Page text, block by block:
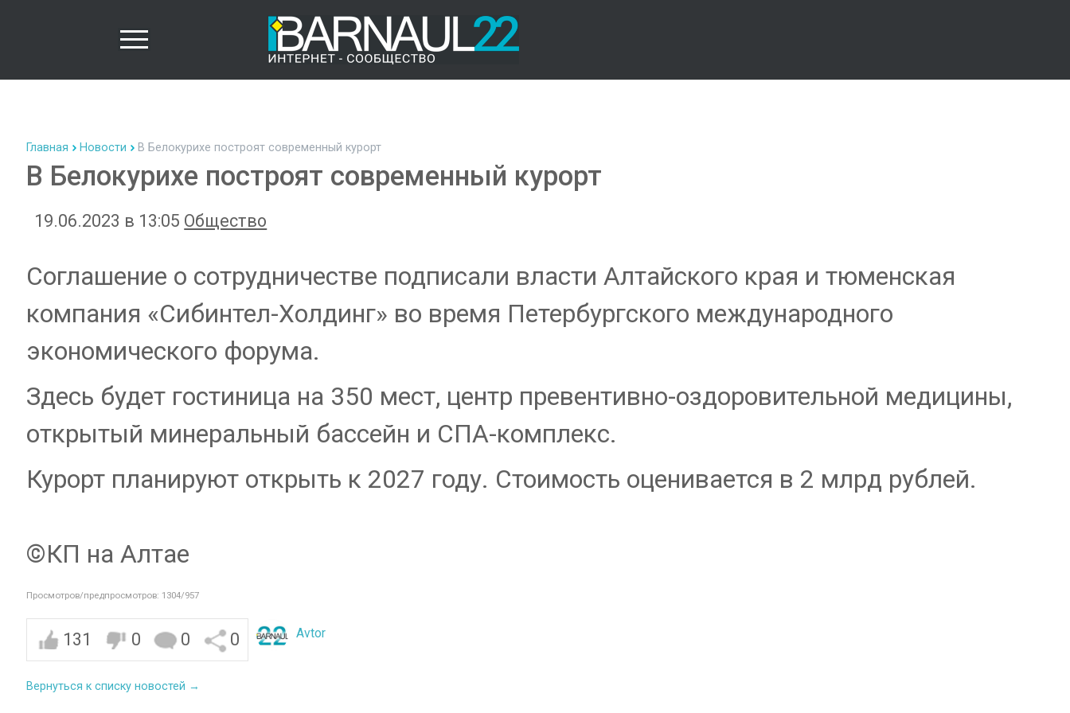
Главная Новости В Белокурихе построят современный курорт
В Белокурихе построят современный курорт
19.06.2023 в 13:05 Общество
Соглашение о сотрудничестве подписали власти Алтайского края и тюменская
компания «Сибинтел-Холдинг» во время Петербургского международного
экономического форума.
Здесь будет гостиница на 350 мест, центр превентивно-оздоровительной медицины,
открытый минеральный бассейн и СПА-комплекс.
Курорт планируют открыть к 2027 году. Стоимость оценивается в 2 млрд рублей.
©️КП на Алтае
Просмотров/предпросмотров: 1304/957
131 0 0 0 Avtor
Вернуться к списку новостей →